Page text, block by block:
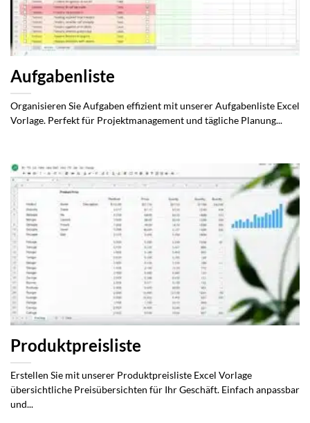
Aufgabenliste
Organisieren Sie Aufgaben effizient mit unserer Aufgabenliste Excel
Vorlage. Perfekt für Projektmanagement und tägliche Planung...
Produktpreisliste
Erstellen Sie mit unserer Produktpreisliste Excel Vorlage
übersichtliche Preisübersichten für Ihr Geschäft. Einfach anpassbar
und...